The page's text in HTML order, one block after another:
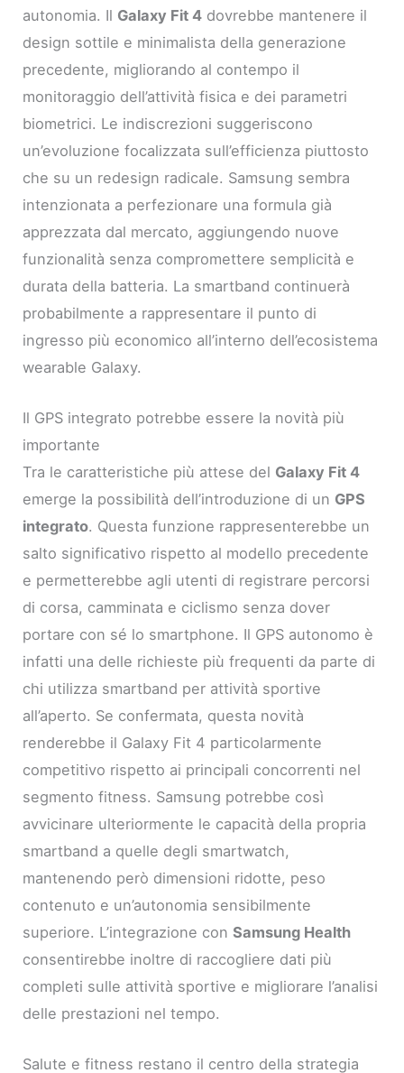
autonomia. Il Galaxy Fit 4 dovrebbe mantenere il
design sottile e minimalista della generazione
precedente, migliorando al contempo il
monitoraggio dell’attività fisica e dei parametri
biometrici. Le indiscrezioni suggeriscono
un’evoluzione focalizzata sull’efficienza piuttosto
che su un redesign radicale. Samsung sembra
intenzionata a perfezionare una formula già
apprezzata dal mercato, aggiungendo nuove
funzionalità senza compromettere semplicità e
durata della batteria. La smartband continuerà
probabilmente a rappresentare il punto di
ingresso più economico all’interno dell’ecosistema
wearable Galaxy.
Il GPS integrato potrebbe essere la novità più
importante
Tra le caratteristiche più attese del Galaxy Fit 4
emerge la possibilità dell’introduzione di un GPS
integrato. Questa funzione rappresenterebbe un
salto significativo rispetto al modello precedente
e permetterebbe agli utenti di registrare percorsi
di corsa, camminata e ciclismo senza dover
portare con sé lo smartphone. Il GPS autonomo è
infatti una delle richieste più frequenti da parte di
chi utilizza smartband per attività sportive
all’aperto. Se confermata, questa novità
renderebbe il Galaxy Fit 4 particolarmente
competitivo rispetto ai principali concorrenti nel
segmento fitness. Samsung potrebbe così
avvicinare ulteriormente le capacità della propria
smartband a quelle degli smartwatch,
mantenendo però dimensioni ridotte, peso
contenuto e un’autonomia sensibilmente
superiore. L’integrazione conSamsung Health
consentirebbe inoltre di raccogliere dati più
completi sulle attività sportive e migliorare l’analisi
delle prestazioni nel tempo.
Salute e fitness restano il centro della strategia